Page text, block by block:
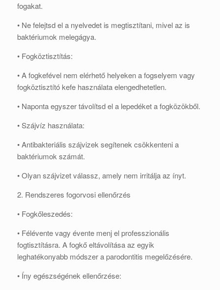
fogakat.
• Ne felejtsd el a nyelvedet is megtisztítani, mivel az is
baktériumok melegágya.
• Fogköztisztítás:
• A fogkefével nem elérhető helyeken a fogselyem vagy
fogköztisztító kefe használata elengedhetetlen.
• Naponta egyszer távolítsd el a lepedéket a fogközökből.
• Szájvíz használata:
• Antibakteriális szájvizek segítenek csökkenteni a
baktériumok számát.
• Olyan szájvizet válassz, amely nem irritálja az ínyt.
2. Rendszeres fogorvosi ellenőrzés
• Fogkőleszedés:
• Félévente vagy évente menj el professzionális
fogtisztításra. A fogkő eltávolítása az egyik
leghatékonyabb módszer a parodontitis megelőzésére.
• Íny egészségének ellenőrzése: